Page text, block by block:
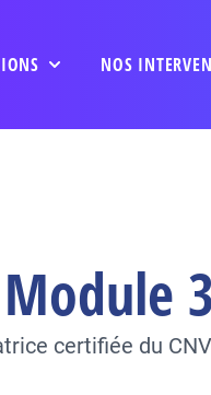
NOS
certifiée du